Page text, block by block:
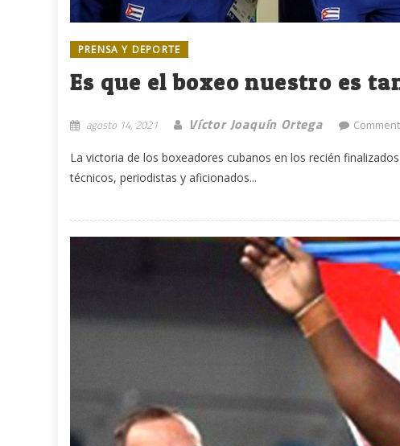
PRENSA Y DEPORTE
Es que el boxeo nuestro es
agosto 14, 2021 Víctor Joaquín Ortega
La victoria de los boxeadores cubanos en los recién
técnicos, periodistas y aficionados...